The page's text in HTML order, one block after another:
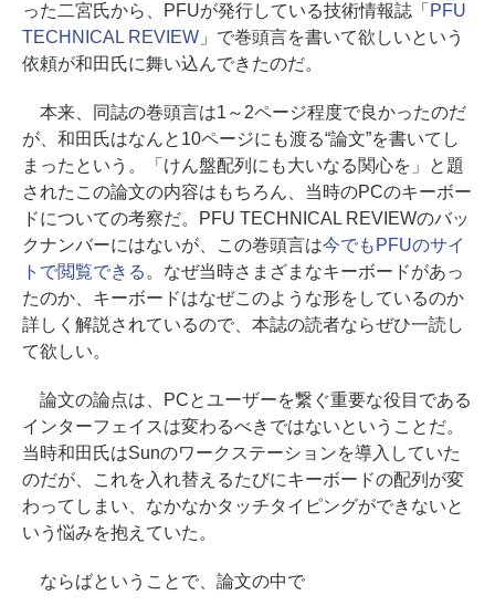
った二宮氏から、PFUが発行している技術情報誌「 PFU
TECHNICAL REVIEW」で巻頭言を書いて欲しいという
依頼が和田氏に舞い込んできたのだ。
本来、同誌の巻頭言は1～2ページ程度で良かったのだ
が、和田氏はなんと10ページにも渡る“論文”を書いてし
まったという。「けん盤配列にも大いなる関心を」と題
されたこの論文の内容はもちろん、当時のPCのキーボー
ドについての考察だ。PFU TECHNICAL REVIEWのバッ
クナンバーにはないが、この巻頭言は今でもPFUのサイ
トで閲覧できる 。なぜ当時さまざまなキーボードがあっ
たのか、キーボードはなぜこのような形をしているのか
詳しく解説されているので、本誌の読者ならぜひ一読し
て欲しい。
論文の論点は、PCとユーザーを繋ぐ重要な役目である
インターフェイスは変わるべきではないということだ。
当時和田氏はSunのワークステーションを導入していた
のだが、これを入れ替えるたびにキーボードの配列が変
わってしまい、なかなかタッチタイピングができないと
いう悩みを抱えていた。
ならばということで、論文の中で